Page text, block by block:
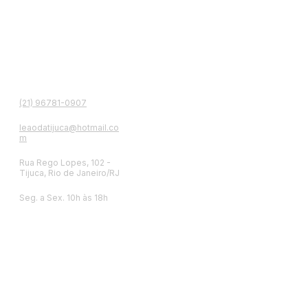
(21) 96781-0907
leaodatijuca@hotmail.co
m
Rua Rego Lopes, 102 -
Tijuca, Rio de Janeiro/RJ
Seg. a Sex. 10h às 18h